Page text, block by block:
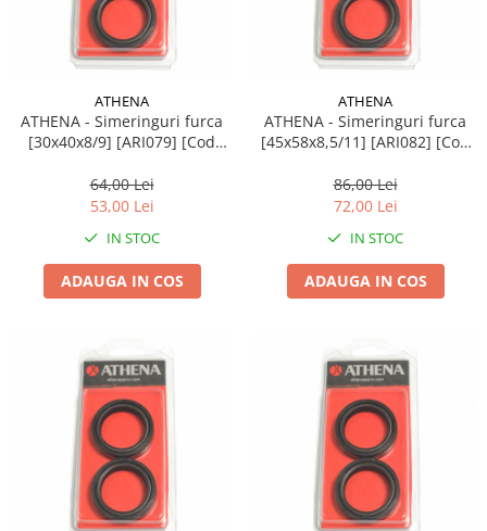
ATHENA
ATHENA - Simeringuri furca
[30x40x8/9] [ARI079] [Cod
64,00 Lei
53,00 Lei
IN STOC
ADAUGA IN COS
ATHENA
ATHENA - Simeringuri furca
[45x58x8,5/11] [ARI082] [Cod
86,00 Lei
72,00 Lei
IN STOC
ADAUGA IN COS